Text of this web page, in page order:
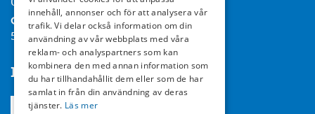
Org nr:
556467-7119
Följ oss
innehåll, annonser och för att analysera vår
trafik. Vi delar också information om din
användning av vår webbplats med våra
reklam- och analyspartners som kan
kombinera den med annan information som
du har tillhandahållit dem eller som de har
samlat in från din användning av deras
tjänster. Läs mer